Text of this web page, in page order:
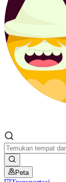
Peta